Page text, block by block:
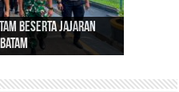
Beserta Jajaran
I DPD RI di Polda
Narkotika
Cerdas Cermat Sarana
Generasi
Koperasi Merah Putih
Layani Masyarakat
Wanita Berkelas